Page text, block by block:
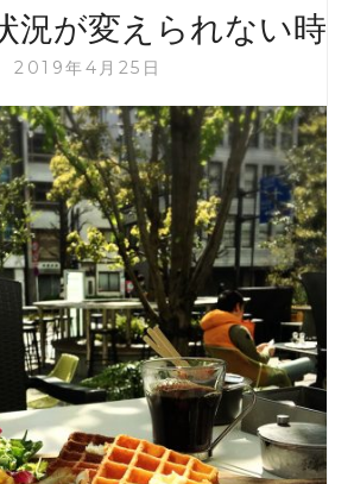
況が変えられない時
2019年4月25日